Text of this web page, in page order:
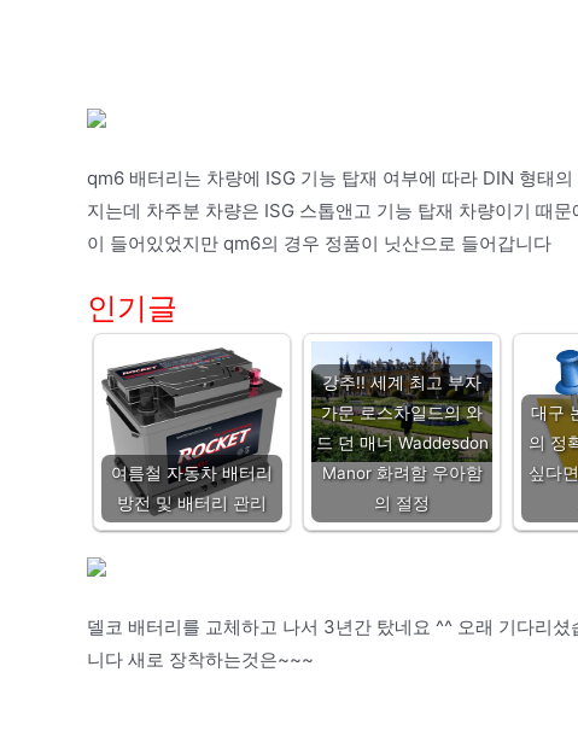
qm6 배터리는 차량에 ISG 기능 탑재 여부에 따라 DIN 형태
지는데 차주분 차량은 ISG 스톱앤고 기능 탑재 차량이기 때
이 들어있었지만 qm6의 경우 정품이 닛산으로 들어갑니다
인기글
여름철 자동차 배터리
방전 및 배터리 관리
강추!! 세계 최고 부자
가문 로스차일드의 와
드 던 매너 Waddesdon
Manor 화려함 우아함
의 절정
대구
의 정
싶다
델코 배터리를 교체하고 나서 3년간 탔네요 ^^ 오래 기다리
니다 새로 장착하는것은~~~